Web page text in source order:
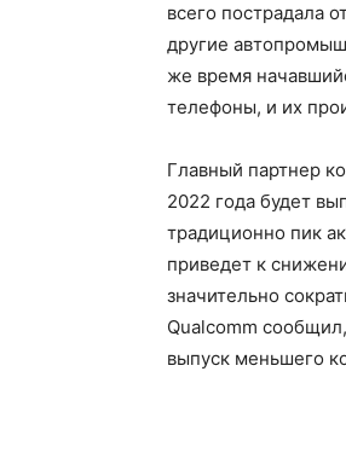
всего пострадала
другие
же время
телефоны, и их
Главный партнер
2022 года будет
традиционно пик
приведет к
значительно
Qualcomm
выпуск меньшего